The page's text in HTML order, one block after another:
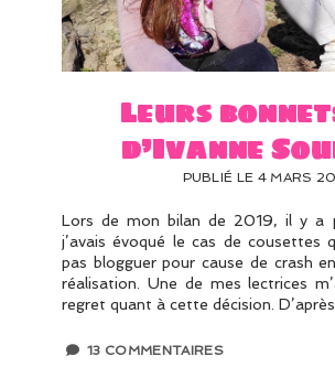
Leurs
d’Ivanne
PUBLIÉ LE 4 MARS
Lors de mon bilan de 2019, il y a
j’avais évoqué le cas de cousettes
pas blogguer pour cause de crash
réalisation. Une de mes lectrices
regret quant à cette décision.
13 COMMENTAIRES